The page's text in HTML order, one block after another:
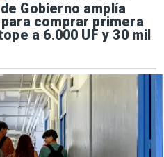
Gobierno amplía
comprar primera
a 6.000 UF y 30 mil